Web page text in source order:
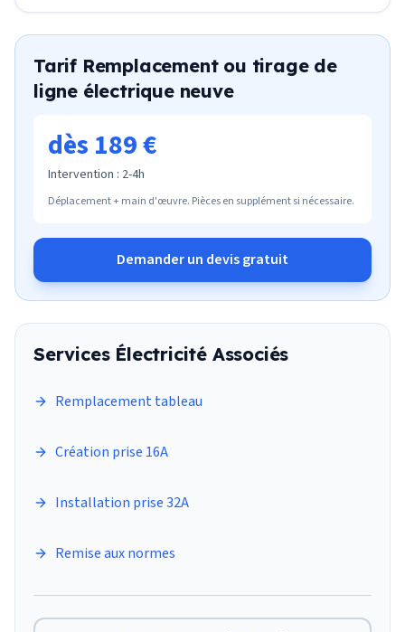
Tarif Remplacement ou tirage de
ligne électrique neuve
dès 189 €
Intervention : 2-4h
Déplacement + main d'œuvre. Pièces en supplément si nécessaire.
Demander un devis gratuit
Services Électricité Associés
Remplacement tableau
Création prise 16A
Installation prise 32A
Remise aux normes